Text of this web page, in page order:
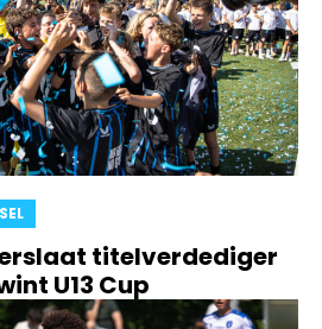
titelverdediger
U13 Cup